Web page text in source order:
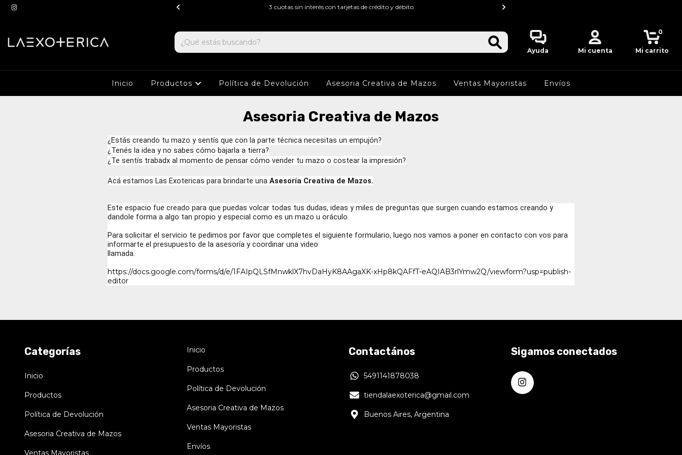
a partir de $100.000 3 cuotas sin interés con tarjetas de crédito y débito
Ayuda Mi cuenta Mi carrito
0
Inicio Productos Política de Devolución Asesoria Creativa de Mazos Ventas Mayoristas Envíos
Asesoria Creativa de Mazos
¿Estás creando tu mazo y sentís que con la parte técnica necesitas un empujón?
¿Tenés la idea y no sabes cómo bajarla a tierra?
¿Te sentís trabadx al momento de pensar cómo vender tu mazo o costear la impresión?
Acá estamos Las Exotericas para brindarte una Asesoría Creativa de Mazos.
Este espacio fue creado para que puedas volcar todas tus dudas, ideas y miles de preguntas que surgen cuando estamos creando y
dandole forma a algo tan propio y especial como es un mazo u oráculo.
Para solicitar el servicio te pedimos por favor que completes el siguiente formulario, luego nos vamos a poner en contacto con vos para
informarte el presupuesto de la asesoría y coordinar una video
llamada.
https://docs.google.com/forms/d/e/1FAIpQLSfMnwklX7hvDaHyK8AAgaXK-xHp8kQAFfT-eAQIAB3rlYmw2Q/viewform?usp=publish-
editor
Categorías
Inicio
Productos
Política de Devolución
Asesoria Creativa de Mazos
Ventas Mayoristas
Inicio
Productos
Política de Devolución
Asesoria Creativa de Mazos
Ventas Mayoristas
Envíos
Contactános
5491141878038
tiendalaexoterica@gmail.com
Buenos Aires, Argentina
Sigamos conectados